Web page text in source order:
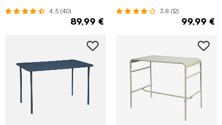
4.5 (40)
89,99 €
3.8 (12)
99,99 €